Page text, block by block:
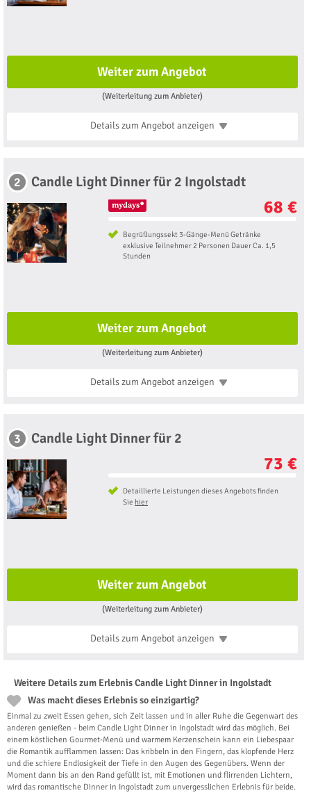
Weiter zum Angebot
(Weiterleitung zum Anbieter)
Details zum Angebotanzeigen
2 Candle Light Dinner für 2 Ingolstadt
68 €
Begrüßungssekt 3-Gänge-Menü Getränke
exklusive Teilnehmer 2 Personen Dauer Ca. 1,5
Stunden
Weiter zum Angebot
(Weiterleitung zum Anbieter)
Details zum Angebotanzeigen
3 Candle Light Dinner für 2
73 €
Detaillierte Leistungen dieses Angebots finden
Sie hier
Weiter zum Angebot
(Weiterleitung zum Anbieter)
Details zum Angebotanzeigen
Weitere Details zum Erlebnis Candle Light Dinner in Ingolstadt
Was macht dieses Erlebnis so einzigartig?
Einmal zu zweit Essen gehen, sich Zeit lassen und in aller Ruhe die Gegenwart des
anderen genießen - beim Candle Light Dinner in Ingolstadt wird das möglich. Bei
einem köstlichen Gourmet-Menü und warmem Kerzenschein kann ein Liebespaar
die Romantik aufflammen lassen: Das kribbeln in den Fingern, das klopfende Herz
und die schiere Endlosigkeit der Tiefe in den Augen des Gegenübers. Wenn der
Moment dann bis an den Rand gefüllt ist, mit Emotionen und flirrenden Lichtern,
wird das romantische Dinner in Ingolstadt zum unvergesslichen Erlebnis für beide.